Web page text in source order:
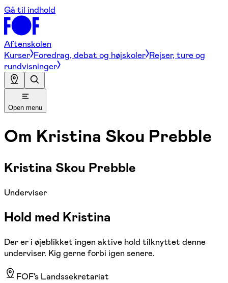
Gå til indhold
Aftenskolen
Kurser Foredrag, debat og højskoler Rejser, ture og
rundvisninger
Open menu
Om Kristina Skou Prebble
Kristina Skou Prebble
Underviser
Hold med Kristina
Der er i øjeblikket ingen aktive hold tilknyttet denne
underviser. Kig gerne forbi igen senere.
FOF's Landssekretariat